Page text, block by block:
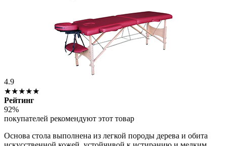
4.9
★★★★★
Рейтинг
92%
покупателей рекомендуют этот товар
Основа стола выполнена из легкой породы дерева и обита